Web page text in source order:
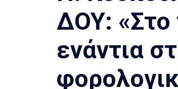
ΔΟΥ: «Στο
ενάντια